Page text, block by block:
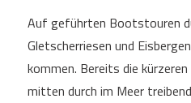
Auf geführten Bootstouren
Gletscherriesen und
kommen. Bereits die
mitten durch im Meer